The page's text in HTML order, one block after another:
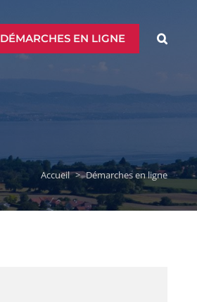
DÉMARCHES EN LIGNE
Accueil > Démarches en ligne